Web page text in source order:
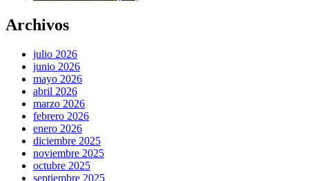
Archivos
julio 2026
junio 2026
mayo 2026
abril 2026
marzo 2026
febrero 2026
enero 2026
diciembre 2025
noviembre 2025
octubre 2025
septiembre 2025